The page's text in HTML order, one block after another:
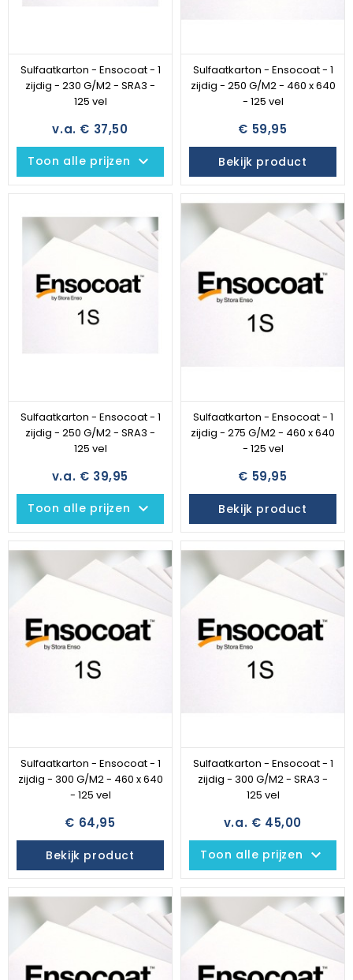
Sulfaatkarton - Ensocoat - 1
zijdig - 230 G/M2 - SRA3 -
125 vel
v.a. € 37,50
Toon alle prijzen keyboard_arrow_down
Sulfaatkarton - Ensocoat - 1
zijdig - 250 G/M2 - 460 x 640
- 125 vel
€ 59,95
Bekijk product
Sulfaatkarton - Ensocoat - 1
zijdig - 250 G/M2 - SRA3 -
125 vel
v.a. € 39,95
Toon alle prijzen keyboard_arrow_down
Sulfaatkarton - Ensocoat - 1
zijdig - 275 G/M2 - 460 x 640
- 125 vel
€ 59,95
Bekijk product
Sulfaatkarton - Ensocoat - 1
zijdig - 300 G/M2 - 460 x 640
- 125 vel
€ 64,95
Bekijk product
Sulfaatkarton - Ensocoat - 1
zijdig - 300 G/M2 - SRA3 -
125 vel
v.a. € 45,00
Toon alle prijzen keyboard_arrow_down